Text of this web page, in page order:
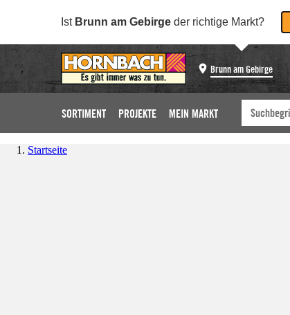
Ist Brunn am Gebirge der richtige Markt?
Brunn am Gebirge
SORTIMENT PROJEKTE MEIN MARKT
Startseite